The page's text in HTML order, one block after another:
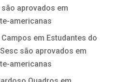
aprovados em
americanas
em Estudantes do
são aprovados em
americanas